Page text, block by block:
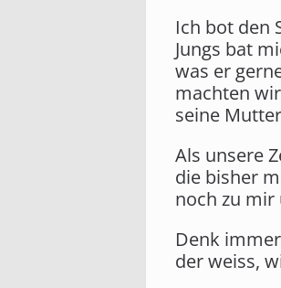
Ich bot den
Jungs bat
was er
machten
seine
Als unsere
die bisher
noch zu
Denk
der weiss,